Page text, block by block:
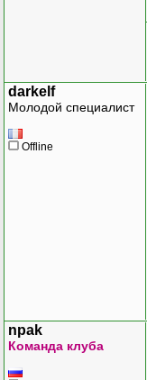
darkelf
Молодой специалист
Offline
npak
Команда клуба